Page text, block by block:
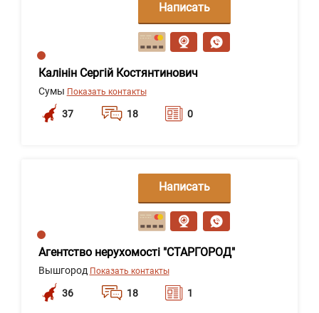
Калінін Сергій Костянтинович
Сумы Показать контакты
37 18 0
Написать
сообщение
Агентство нерухомості "СТАРГОРОД"
Вышгород Показать контакты
36 18 1
Написать
сообщение